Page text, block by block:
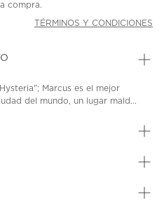
compra.
TÉRMINOS Y CONDICIONES
Marcus es el mejor
del mundo, un lugar mald...